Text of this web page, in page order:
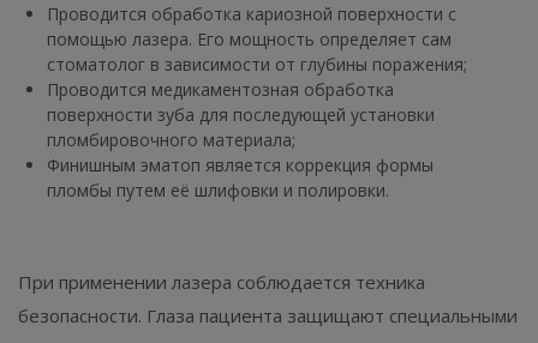
Проводится обработка кариозной поверхности с
помощью лазера. Его мощность определяет сам
стоматолог в зависимости от глубины поражения;
Проводится медикаментозная обработка
поверхности зуба для последующей установки
пломбировочного материала;
Финишным эматоп является коррекция формы
пломбы путем её шлифовки и полировки.
При применении лазера соблюдается техника
безопасности. Глаза пациента защищают специальными